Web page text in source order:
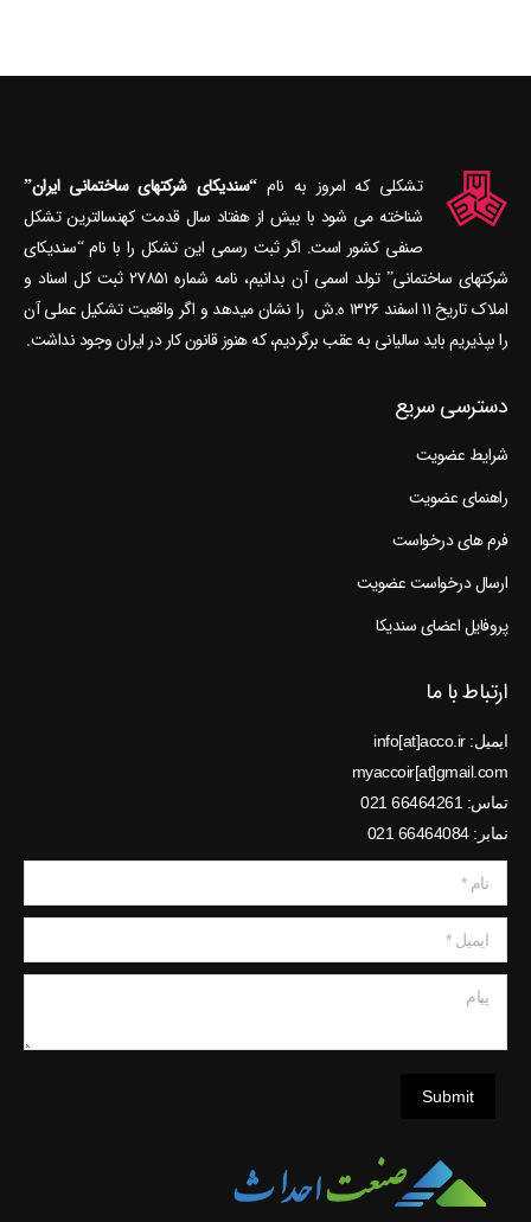
تشکلی که امروز به نام“سندیکای شرکتهای ساختمانی ایران”
شناخته می‎ شود با بیش از هفتاد سال قدمت کهنسال‎ترین تشکل
صنفی کشور است. اگر ثبت رسمی این تشکل را با نام “سندیکای
شرکتهای ساختمانی” تولد اسمی آن بدانیم، نامه شماره ۲۷۸۵۱ ثبت کل اسناد و
املاک تاریخ ۱۱ اسفند ۱۳۲۶ ه.ش را نشان می‎دهد و اگر واقعیت تشکیل عملی آن
را بپذیریم باید سالیانی به عقب برگردیم، که هنوز قانون کار در ایران وجود نداشت.
دسترسی سریع
شرایط عضویت
راهنمای عضویت
فرم های درخواست
ارسال درخواست عضویت
پروفایل اعضای سندیکا
ارتباط با ما
ایمیل: info[at]acco.ir
myaccoir[at]gmail.com
تماس: 66464261 021
نمابر: 66464084 021
نام *
ایمیل *
Submit